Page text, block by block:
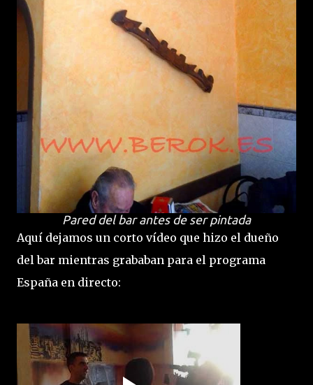
Pared del bar antes de ser pintada
Aquí dejamos un corto vídeo que hizo el dueño
del bar mientras grababan para el programa
España en directo: